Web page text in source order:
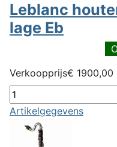
Leblanc
lage Eb
Verkoopprijs€ 1900,00
Artikelgegevens